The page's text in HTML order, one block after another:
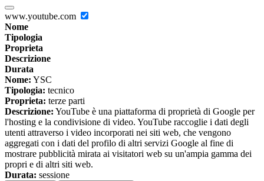
www.youtube.com
Nome
Tipologia
Proprieta
Descrizione
Durata
Nome: YSC
Tipologia: tecnico
Proprieta: terze parti
Descrizione: YouTube è una piattaforma di proprietà di Google per
l'hosting e la condivisione di video. YouTube raccoglie i dati degli
utenti attraverso i video incorporati nei siti web, che vengono
aggregati con i dati del profilo di altri servizi Google al fine di
mostrare pubblicità mirata ai visitatori web su un'ampia gamma dei
propri e di altri siti web.
Durata: sessione